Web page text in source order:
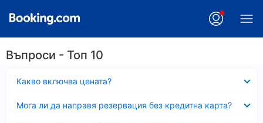
Въпроси - Топ 10
Какво включва цената?
Мога ли да направя резервация без кредитна карта?